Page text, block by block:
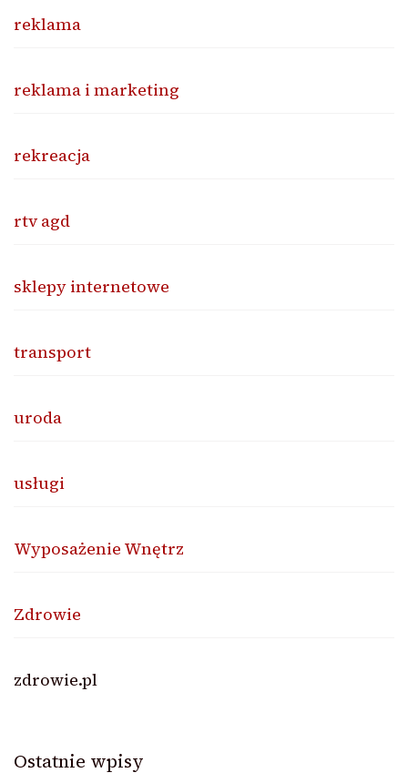
reklama
reklama i marketing
rekreacja
rtv agd
sklepy internetowe
transport
uroda
usługi
Wyposażenie Wnętrz
Zdrowie
zdrowie.pl
Ostatnie wpisy